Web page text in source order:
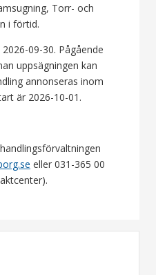
Torr- och
i förtid.
09-30. Pågående
uppsägningen kan
annonseras inom
är 2026-10-01.
eller 031-365 00